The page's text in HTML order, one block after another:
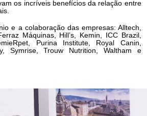
os incríveis benefícios da relação entre
e a colaboração das empresas: Alltech,
Máquinas, Hill’s, Kemin, ICC Brazil,
Purina Institute, Royal Canin,
Symrise, Trouw Nutrition, Waltham e